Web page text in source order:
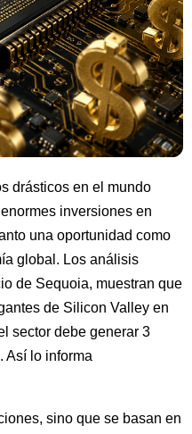
drásticos en el mundo
inversiones en
una oportunidad como
global. Los análisis
de Sequoia, muestran que
de Silicon Valley en
sector debe generar 3
Así lo informa
sino que se basan en